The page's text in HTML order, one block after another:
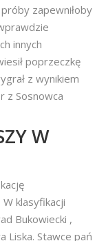
zapewniłoby
innych
poprzeczkę
z wynikiem
z Sosnowca
W
klasyfikacji
Bukowiecki ,
Liska. Stawce pań